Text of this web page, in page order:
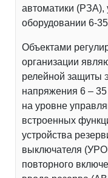
автоматики (РЗА),
оборудовании 6-
Объектами
организации
релейной защиты
напряжения 6 –
на уровне
встроенных
устройства
выключателя
повторного